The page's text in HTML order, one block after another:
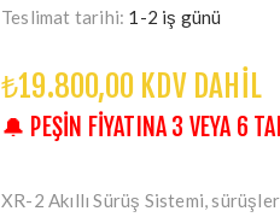
Teslimat tarihi: 1-2 iş günü
₺19.800,00 KDV DAHIL
🔔 PEŞIN FIYATINA 3 VEYA 6
XR-2 Akıllı Sürüş Sistemi,